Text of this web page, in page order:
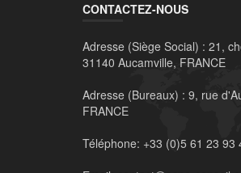
CONTACTEZ-NOUS
Adresse (Siège Social) : 21,
31140 Aucamville, FRANCE
Adresse (Bureaux) : 9, rue
FRANCE
Téléphone: +33 (0)5 61 23 93